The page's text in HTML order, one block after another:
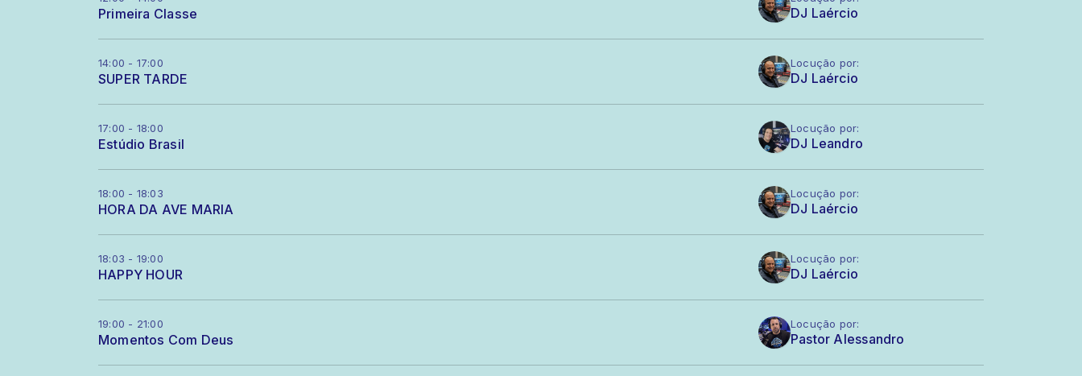
Primeira Classe DJ Laércio
14:00 - 17:00
SUPER TARDE
Locução por:
DJ Laércio
17:00 - 18:00
Estúdio Brasil
Locução por:
DJ Leandro
18:00 - 18:03
HORA DA AVE MARIA
Locução por:
DJ Laércio
18:03 - 19:00
HAPPY HOUR
Locução por:
DJ Laércio
19:00 - 21:00
Momentos Com Deus
Locução por:
Pastor Alessandro